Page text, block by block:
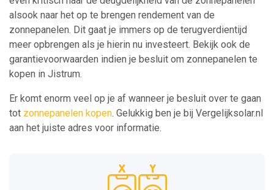
alsook naar het op te brengen rendement van de
zonnepanelen. Dit gaat je immers op de terugverdientijd
meer opbrengen als je hierin nu investeert. Bekijk ook de
garantievoorwaarden indien je besluit om zonnepanelen te
kopen in Jistrum.
Er komt enorm veel op je af wanneer je besluit over te gaan
tot zonnepanelen kopen. Gelukkig ben je bij Vergelijksolar.nl
aan het juiste adres voor informatie.